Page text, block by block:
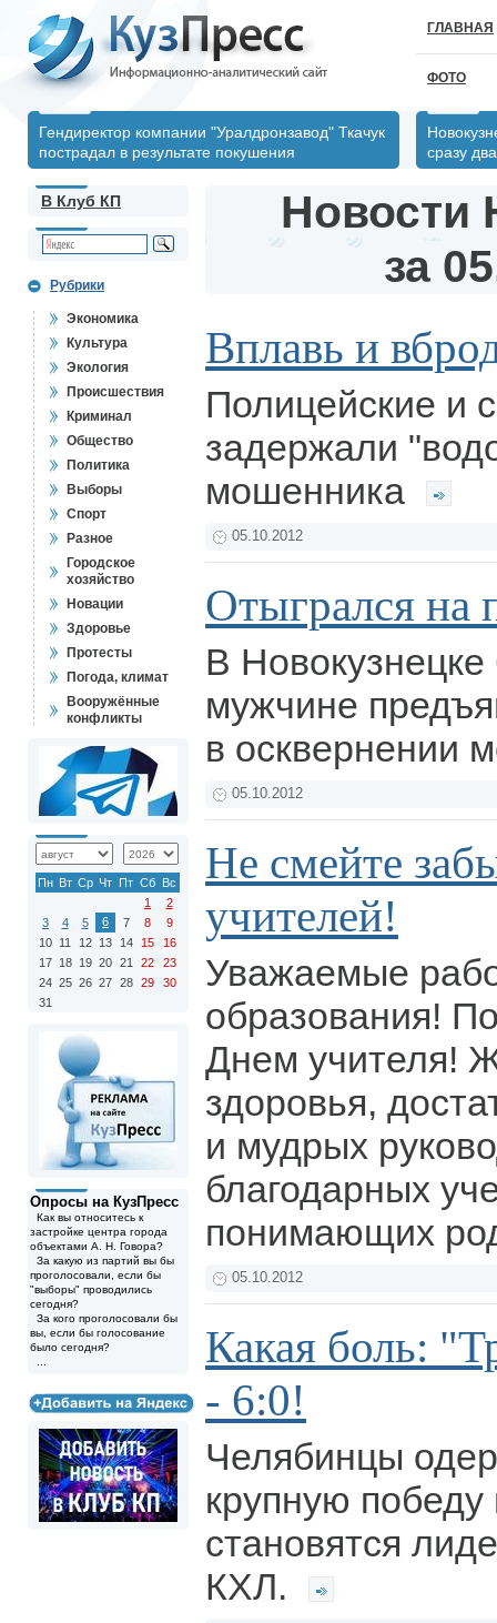
ГЛАВНАЯ
ФОТО
Гендиректор компании "Уралдронзавод" Ткачук
пострадал в результате покушения
сразу
В Клуб КП
Рубрики
Экономика
Культура
Экология
Происшествия
Криминал
Общество
Политика
Выборы
Спорт
Разное
Городское
хозяйство
Новации
Здоровье
Протесты
Погода, климат
Вооружённые
конфликты
Пн Вт Ср Чт Пт Сб Вс
1
2
3
4 5 6 7 8
9
10 11 12 13 14 15
16
17 18 19 20 21 22
23
24 25 26 27 28 29
30
31
Опросы на КузПресс
Как вы относитесь к
застройке центра города
объектами А. Н. Говора?
За какую из партий вы бы
проголосовали, если бы
"выборы" проводились
сегодня?
За кого проголосовали бы
вы, если бы голосование
было сегодня?
Новости
за
Вплавь и
Полицейские и
задержали
мошенника
05.10.2012
Отыгрался на
В
мужчине
в осквернении
05.10.2012
Не смейте
учителей!
Уважаемые
образования!
Днем учителя!
здоровья,
и мудрых
благодарных
понимающих
05.10.2012
Какая боль:
- 6:0!
Челябинцы
крупную победу
становятся
КХЛ.